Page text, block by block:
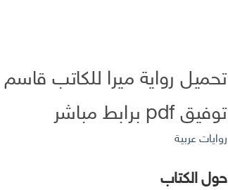
تحميل رواية ميرا للكاتب قاسم
توفيق pdf برابط مباشر
روايات عربية
حول الكتاب